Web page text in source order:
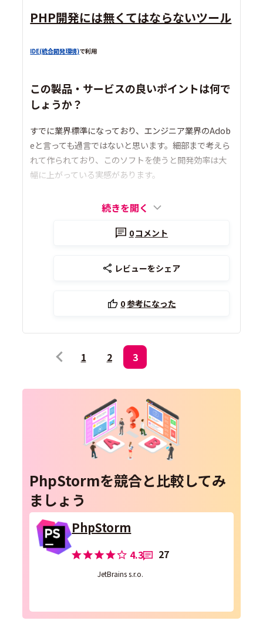
PHP開発には無くてはならないツール
IDE(統合開発環境)で利用
この製品・サービスの良いポイントは何で
しょうか？
すでに業界標準になっており、エンジニア業界のAdob
eと言っても過言ではないと思います。細部まで考えら
れて作られており、このソフトを使うと開発効率は大
幅に上がっている実感があります。
続きを開く
0コメント
レビューをシェア
0参考になった
1 2 3
PhpStormを競合と比較してみ
ましょう
PhpStorm
4.3 27
JetBrains s.r.o.